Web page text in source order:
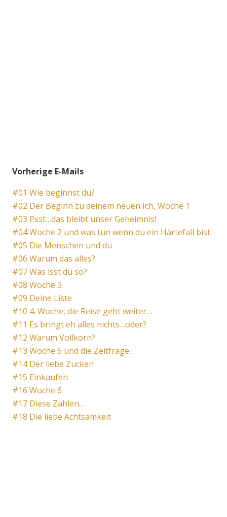
Vorherige E-Mails
#01 Wie beginnst du?
#02 Der Beginn zu deinem neuen Ich, Woche 1
#03 Psst…das bleibt unser Geheimnis!
#04 Woche 2 und was tun wenn du ein Härtefall bist.
#05 Die Menschen und du
#06 Warum das alles?
#07 Was isst du so?
#08 Woche 3
#09 Deine Liste
#10 4. Woche, die Reise geht weiter…
#11 Es bringt eh alles nichts…oder?
#12 Warum Vollkorn?
#13 Woche 5 und die Zeitfrage…
#14 Der liebe Zucker!
#15 Einkaufen
#16 Woche 6
#17 Diese Zahlen…
#18 Die liebe Achtsamkeit